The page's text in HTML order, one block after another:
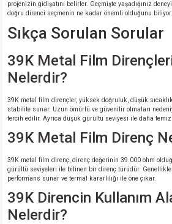
projenizin gidişatını belirler. Geçmişte yaşadığınız
doğru direnci seçmenin ne kadar önemli olduğunu
Sıkça Sorulan Sorular
39K Metal Film
Nelerdir?
39K metal film dirençler, yüksek doğruluk, düşük
stabilite sunar. Uzun ömürlü ve güvenilir olmaları
tercih edilir. Ayrıca düşük gürültü seviyesi ile daha
39K Metal Film Direnç
39K metal film direnç, direnç değerinin 39.000 ohm
gürültü seviyeleri ile bilinen bir direnç türüdür.
performans sunar ve termal kararlılığı ile öne çıkar.
39K Direncin Kullanım
Nelerdir?